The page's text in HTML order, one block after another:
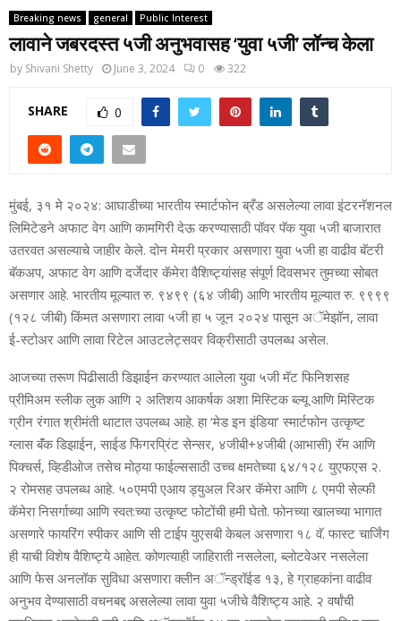
Breaking news general Public Interest
लावाने जबरदस्त ५जी अनुभवासह ‘युवा ५जी’ लॉन्च केला
by Shivani Shetty June 3, 2024 0 322
SHARE 0
मुंबई, ३१ मे २०२४: आघाडीच्या भारतीय स्मार्टफोन ब्रँड असलेल्या लावा इंटरनॅशनल
लिमिटेडने अफाट वेग आणि कामगिरी देऊ करण्यासाठी पॉवर पॅक युवा ५जी बाजारात
उतरवत असल्याचे जाहीर केले. दोन मेमरी प्रकार असणारा युवा ५जी हा वाढीव बॅटरी
बॅकअप, अफाट वेग आणि दर्जेदार कॅमेरा वैशिष्ट्यांसह संपूर्ण दिवसभर तुमच्या सोबत
असणार आहे. भारतीय मूल्यात रु. ९४९९ (६४ जीबी) आणि भारतीय मूल्यात रु. ९९९९
(१२८ जीबी) किंमत असणारा लावा ५जी हा ५ जून २०२४ पासून अॅमेझॉन, लावा
ई-स्टोअर आणि लावा रिटेल आउटलेट्सवर विक्रीसाठी उपलब्ध असेल.
आजच्या तरूण पिढीसाठी डिझाईन करण्यात आलेला युवा ५जी मॅट फिनिशसह
प्रीमिअम स्लीक लुक आणि २ अतिशय आकर्षक अशा मिस्टिक ब्ल्यू आणि मिस्टिक
ग्रीन रंगात श्रीमंती थाटात उपलब्ध आहे. हा ‘मेड इन इंडिया’ स्मार्टफोन उत्कृष्ट
ग्लास बॅंक डिझाईन, साईड फिंगरप्रिंट सेन्सर, ४जीबी+४जीबी (आभासी) रॅम आणि
पिक्चर्स, व्हिडीओज तसेच मोठ्या फाईल्ससाठी उच्च क्षमतेच्या ६४/१२८ युएफएस २.
२ रोमसह उपलब्ध आहे. ५०एमपी एआय ड्युअल रिअर कॅमेरा आणि ८ एमपी सेल्फी
कॅमेरा निसर्गाच्या आणि स्वत:च्या उत्कृष्ट फोटोंची हमी घेतो. फोनच्या खालच्या भागात
असणारे फायरिंग स्पीकर आणि सी टाईप युएसबी केबल असणारा १८ वॅ. फास्ट चार्जिंग
ही याची विशेष वैशिष्ट्ये आहेत. कोणत्याही जाहिराती नसलेला, ब्लोटवेअर नसलेला
आणि फेस अनलॉक सुविधा असणारा क्लीन अॅन्ड्रॉईड १३, हे ग्राहकांना वाढीव
अनुभव देण्यासाठी वचनबद्द असलेल्या लावा युवा ५जीचे वैशिष्ट्य आहे. २ वर्षांची